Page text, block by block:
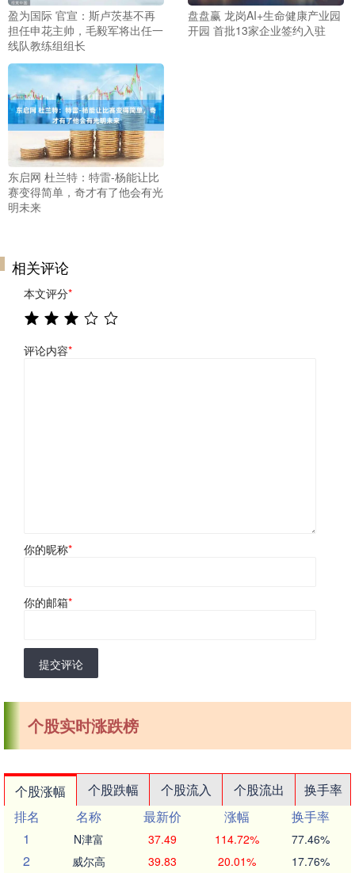
盈为国际 官宣：斯卢茨基不再
担任申花主帅，毛毅军将出任一
线队教练组组长
盘盘赢 龙岗AI+生命健康产业园
开园 首批13家企业签约入驻
东启网 杜兰特：特雷-杨能让比
赛变得简单，奇才有了他会有光
明未来
相关评论
本文评分*
评论内容*
你的昵称*
你的邮箱*
提交评论
个股实时涨跌榜
个股涨幅 个股跌幅 个股流入 个股流出
换手率
排名
名称 最新价 涨幅
换手率
1
N津富 37.49 114.72% 77.46%
2 威尔高 39.83 20.01% 17.76%